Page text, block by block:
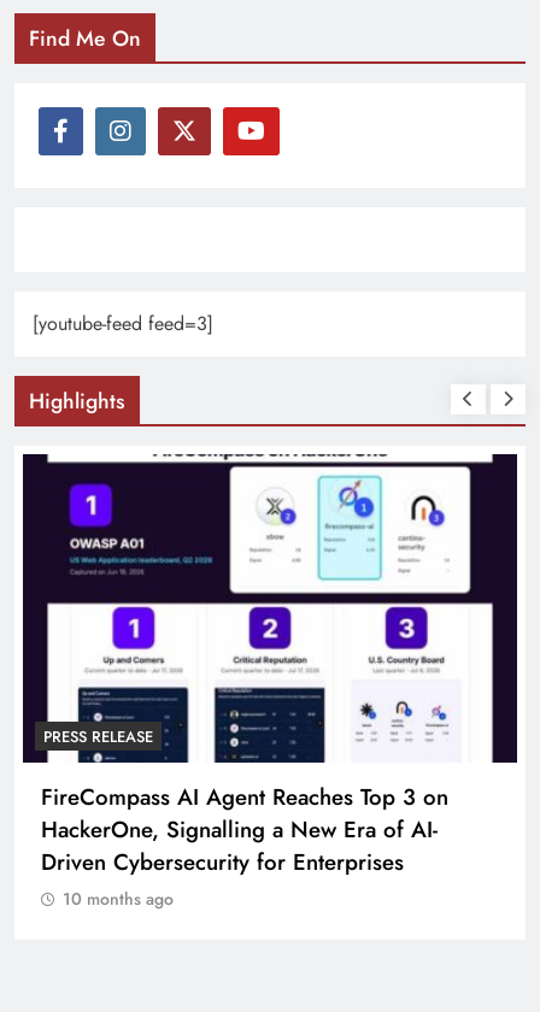
Find Me On
[youtube-feed feed=3]
Highlights
PRESS RELEASE
FireCompass AI Agent Reaches Top 3 on
HackerOne, Signalling a New Era of AI-
Driven Cybersecurity for Enterprises
10 months ago